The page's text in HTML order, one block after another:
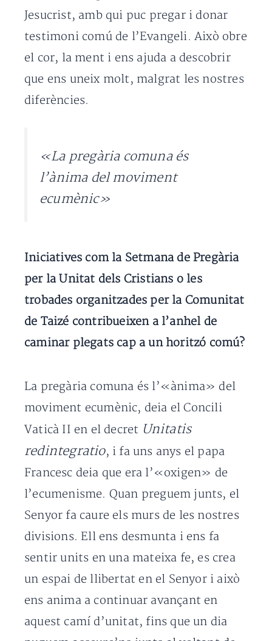
Jesucrist, amb qui puc pregar i donar
testimoni comú de l’Evangeli. Això obre
el cor, la ment i ens ajuda a descobrir
que ens uneix molt, malgrat les nostres
diferències.
«La pregària comuna és
l’ànimadel moviment
ecumènic»
Iniciatives com la Setmana de Pregària
per la Unitat dels Cristians o les
trobades organitzades per la Comunitat
de Taizé contribueixen a l’anhel de
caminar plegats cap a un horitzó comú?
La pregària comuna és l’«ànima» del
moviment ecumènic, deia el Concili
Vaticà II en el decret Unitatis
redintegratio, i fa uns anys el papa
Francesc deia que era l’«oxigen» de
l’ecumenisme. Quan preguem junts, el
Senyor fa caure els murs de les nostres
divisions. Ell ens desmunta i ens fa
sentir units en una mateixa fe, es crea
un espai de llibertat en el Senyor i això
ens anima a continuar avançant en
aquest camí d’unitat, fins que un dia